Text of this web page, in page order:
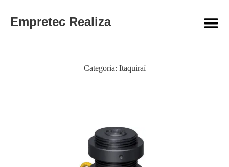
Empretec Realiza
Categoria: Itaquiraí